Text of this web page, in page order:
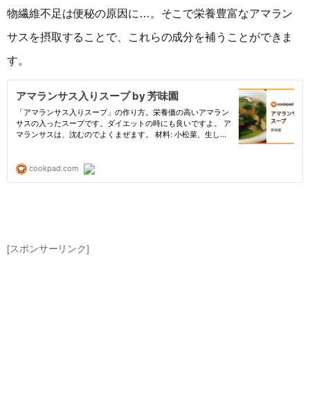
物繊維不足は便秘の原因に…。そこで栄養豊富なアマラン
サスを摂取することで、これらの成分を補うことができま
す。
[スポンサーリンク]